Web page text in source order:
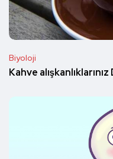
Biyoloji
Kahve